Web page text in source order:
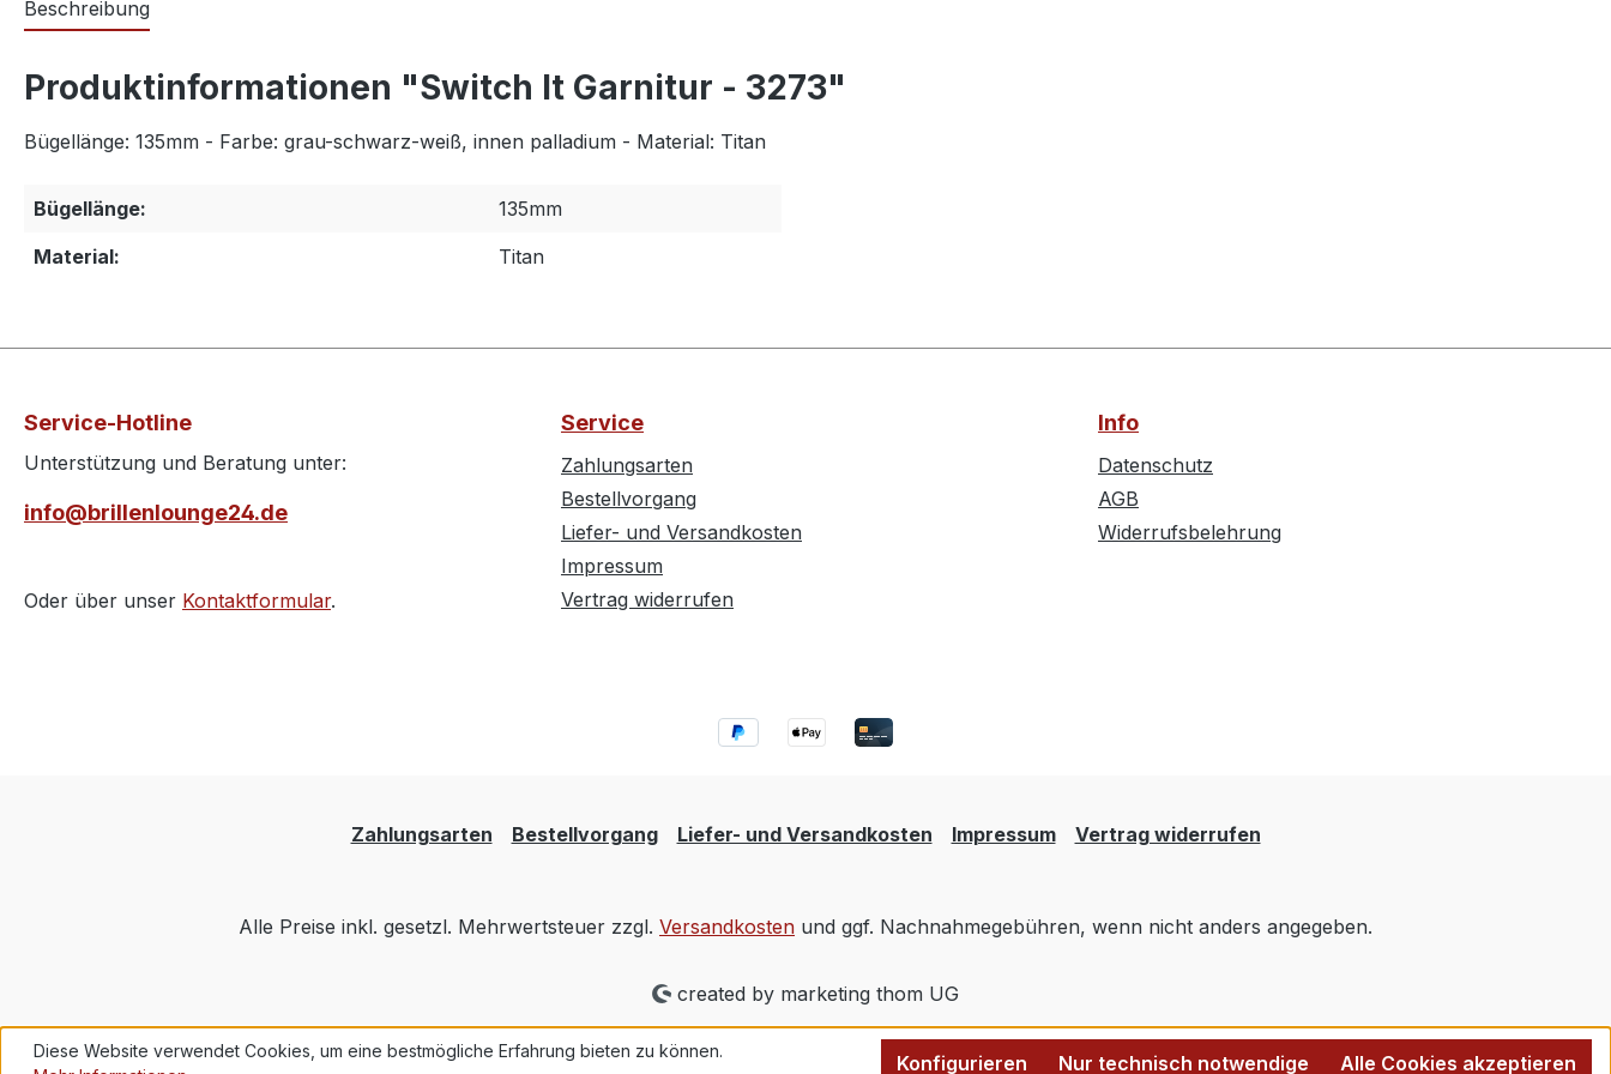
Beschreibung
Produktinformationen "Switch It Garnitur - 3273"
Bügellänge: 135mm - Farbe: grau-schwarz-weiß, innen palladium - Material: Titan
Bügellänge:
135mm
Material:
Titan
Service-Hotline
Unterstützung und Beratung unter:
info@brillenlounge24.de
Oder über unser Kontaktformular.
Service
Zahlungsarten
Bestellvorgang
Liefer- und Versandkosten
Impressum
Vertrag widerrufen
Info
Datenschutz
AGB
Widerrufsbelehrung
Zahlungsarten Bestellvorgang Liefer- und Versandkosten Impressum Vertrag widerrufen
Alle Preise inkl. gesetzl. Mehrwertsteuer zzgl. Versandkosten und ggf. Nachnahmegebühren, wenn nicht anders angegeben.
created by marketing thom UG
Diese Website verwendet Cookies, um eine bestmögliche Erfahrung bieten zu können.
Nur technisch notwendige
Konfigurieren Alle Cookies akzeptieren